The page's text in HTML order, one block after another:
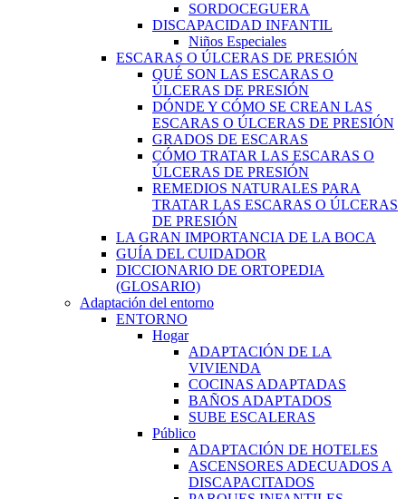
SORDOCEGUERA
DISCAPACIDAD INFANTIL
Niños Especiales
ESCARAS O ÚLCERAS DE PRESIÓN
QUÉ SON LAS ESCARAS O
ÚLCERAS DE PRESIÓN
DÓNDE Y CÓMO SE CREAN LAS
ESCARAS O ÚLCERAS DE PRESIÓN
GRADOS DE ESCARAS
CÓMO TRATAR LAS ESCARAS O
ÚLCERAS DE PRESIÓN
REMEDIOS NATURALES PARA
TRATAR LAS ESCARAS O ÚLCERAS
DE PRESIÓN
LA GRAN IMPORTANCIA DE LA BOCA
GUÍA DEL CUIDADOR
DICCIONARIO DE ORTOPEDIA
(GLOSARIO)
Adaptación del entorno
ENTORNO
Hogar
ADAPTACIÓN DE LA
VIVIENDA
COCINAS ADAPTADAS
BAÑOS ADAPTADOS
SUBE ESCALERAS
Público
ADAPTACIÓN DE HOTELES
ASCENSORES ADECUADOS A
DISCAPACITADOS